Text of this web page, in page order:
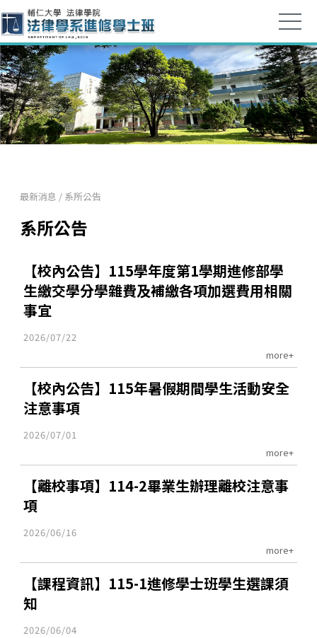
最新消息 / 系所公告
系所公告
【校內公告】115學年度第1學期進修部學
生繳交學分學雜費及補繳各項加選費用相關
事宜
2026/07/22
more+
【校內公告】115年暑假期間學生活動安全
注意事項
2026/07/01
more+
【離校事項】114-2畢業生辦理離校注意事
項
2026/06/16
more+
【課程資訊】115-1進修學士班學生選課須
知
2026/06/04